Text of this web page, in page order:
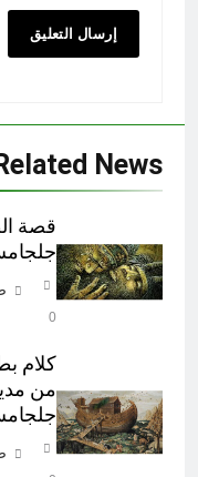
News
قصة
0
كلام
من